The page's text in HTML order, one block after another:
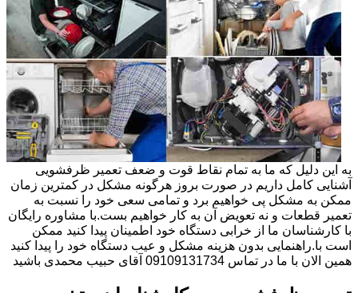
به این دلیل که ما به تمام نقاط قوت و ضعف تعمیر ظرفشویی
آشنایی کامل داریم در صورت بروز هرگونه مشکل در کمترین زمان
ممکن به مشکل پی خواهیم برد و تمامی سعی خود را نسبت به
تعمیر قطعات و نه تعویض آن به کار خواهیم بست.با مشاوره رایگان
با کارشناسان ما از خرابی دستگاه خود اطمینان پیدا کنید ممکن
است با.راهنمایی بدون هزینه مشکل و عیب دستگاه خود را پیدا کنید
همین الان با ما در تماس 09109131734 آقای حبیب محمدی باشید